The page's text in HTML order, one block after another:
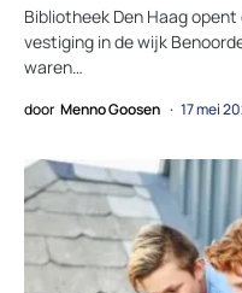
Bibliotheek Den Haag
vestiging in de wijk
waren…
door Menno Goosen 17 mei